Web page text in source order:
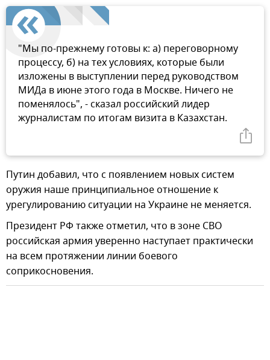
"Мы по-прежнему готовы к: а) переговорному
процессу, б) на тех условиях, которые были
изложены в выступлении перед руководством
МИДа в июне этого года в Москве. Ничего не
поменялось", - сказал российский лидер
журналистам по итогам визита в Казахстан.
Путин добавил, что с появлением новых систем
оружия наше принципиальное отношение к
урегулированию ситуации на Украине не меняется.
Президент РФ также отметил, что в зоне СВО
российская армия уверенно наступает практически
на всем протяжении линии боевого
соприкосновения.